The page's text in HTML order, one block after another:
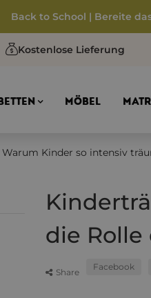
Back to School | Bereite
Kostenlose Lieferung
MÖBEL
Kinder so intensiv
die Rolle
Share
Facebook